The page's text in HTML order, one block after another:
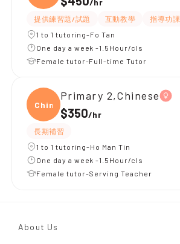
/hr
提供練習題/試題 互動教學 指導功課
1 to 1 tutoring-Fo Tan
One day a week -1.5Hour/cls
Female tutor-Full-time Tutor
Chine
Primary 2,Chinese
$350/hr
長期補習
1 to 1 tutoring-Ho Man Tin
One day a week -1.5Hour/cls
Female tutor-Serving Teacher
About Us